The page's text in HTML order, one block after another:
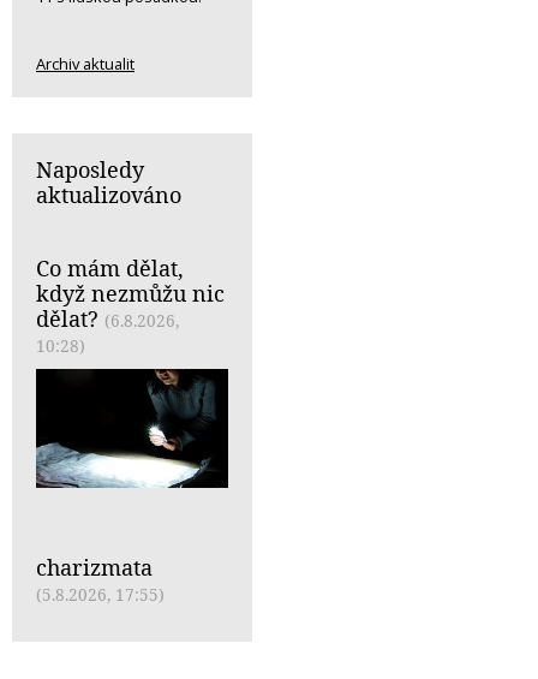
Archiv aktualit
Naposledy
aktualizováno
Co mám dělat,
když nezmůžu nic
dělat? (6.8.2026,
10:28)
charizmata
(5.8.2026, 17:55)